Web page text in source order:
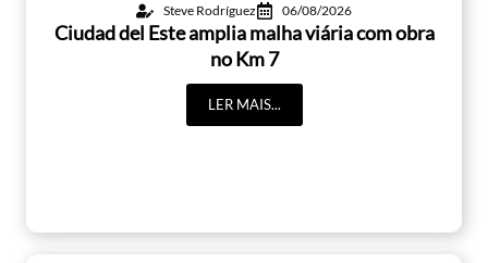
Steve Rodríguez 06/08/2026
Ciudad del Este amplia malha viária com obra
no Km 7
LER MAIS...